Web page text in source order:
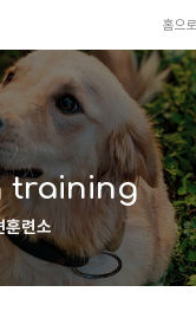
홈으로
training
훈련소